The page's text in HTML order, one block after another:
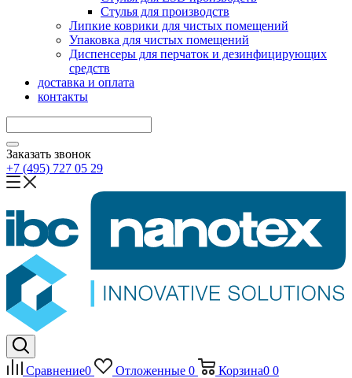
Стулья для производств
Липкие коврики для чистых помещений
Упаковка для чистых помещений
Диспенсеры для перчаток и дезинфицирующих
средств
доставка и оплата
контакты
Заказать звонок
+7 (495) 727 05 29
Сравнение0 Отложенные 0 Корзина0 0